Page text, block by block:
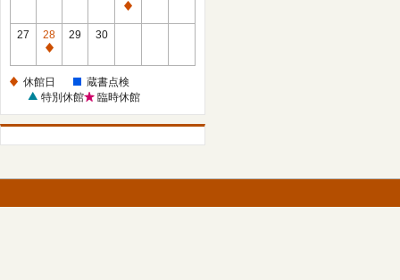
休
27
28
休
日
29 30
休館日
蔵書点検
特別休館
臨時休館